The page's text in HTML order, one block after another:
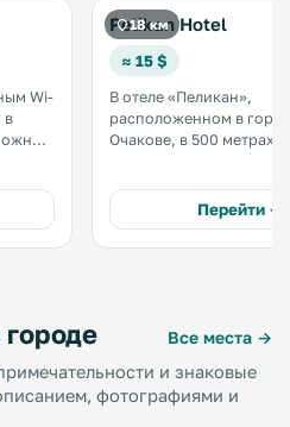
Wi-
в
18 км
Pelikan Hotel
≈ 15 $
В отеле «Пеликан»,
расположенном в
Очакове, в 500 метрах
бесплатный Wi-Fi и
бесплатная парковка. .
Перейти →
городе
Все места →
и знаковые
фотографиями и